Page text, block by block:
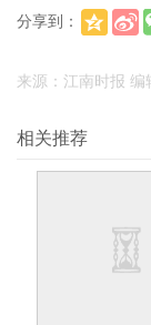
分享到：
来源：江南时报 编
相关推荐